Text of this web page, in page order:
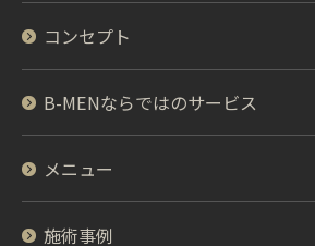
コンセプト
B-MENならではのサービス
メニュー
施術事例